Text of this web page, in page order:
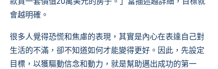
會越明確。
很多人覺得恐慌和焦慮的表現，其實是內心在表達自己對
生活的不滿，卻不知道如何才能變得更好。因此，先設定
目標，以獲驅動信念和動力，就是幫助邁出成功的第一